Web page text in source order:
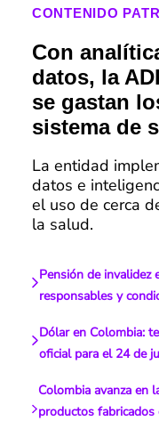
CONTENIDO
Con
datos, la
se gastan
sistema de
La entidad
datos e
el uso de cerca
la salud.
Pensión de invalidez
responsables y
Dólar en Colombia:
oficial para el 24 de
Colombia avanza en
productos